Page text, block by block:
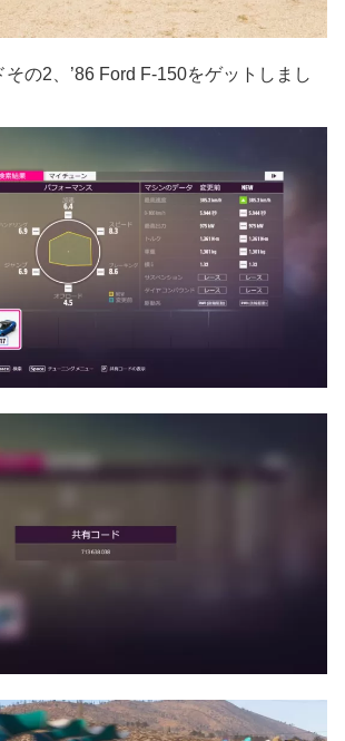
の2、’86 Ford F-150をゲットしまし